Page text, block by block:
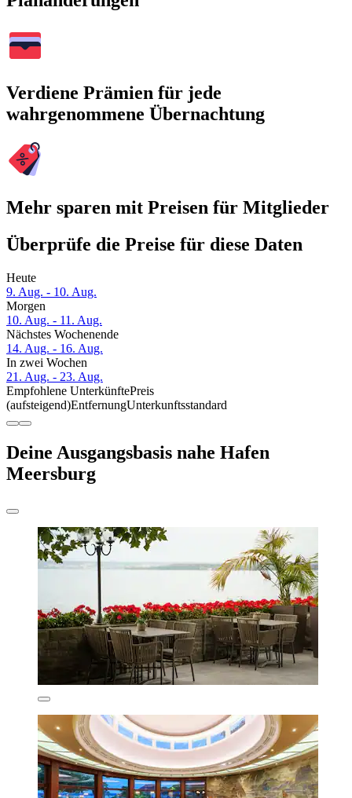
Verdiene Prämien für jede
wahrgenommene Übernachtung
Mehr sparen mit Preisen für Mitglieder
Überprüfe die Preise für diese Daten
Heute
9. Aug. - 10. Aug.
Morgen
10. Aug. - 11. Aug.
Nächstes Wochenende
14. Aug. - 16. Aug.
In zwei Wochen
21. Aug. - 23. Aug.
Empfohlene UnterkünftePreis
(aufsteigend)EntfernungUnterkunftsstandard
Deine Ausgangsbasis nahe Hafen
Meersburg